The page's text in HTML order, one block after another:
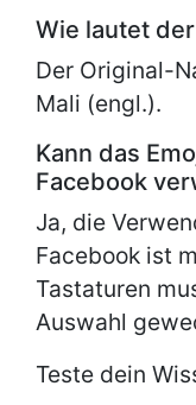
Wie lautet
Der Original-
Mali (engl.).
Kann das
Facebook
Ja, die
Facebook ist
Tastaturen
Auswahl
Teste dein